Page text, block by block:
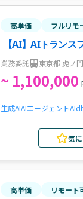
高単価 フルリモ
【AI】AIトラン
業務委託 東京都 虎ノ
~ 1,100,000
生成AIAIエージェントAI
気
高単価 リモート